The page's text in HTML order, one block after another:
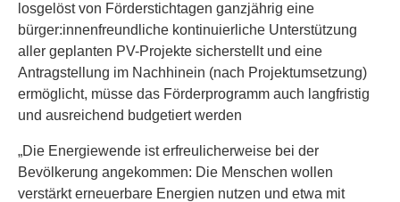
losgelöst von Förderstichtagen ganzjährig eine
bürger:innenfreundliche kontinuierliche Unterstützung
aller geplanten PV-Projekte sicherstellt und eine
Antragstellung im Nachhinein (nach Projektumsetzung)
ermöglicht, müsse das Förderprogramm auch langfristig
und ausreichend budgetiert werden
„Die Energiewende ist erfreulicherweise bei der
Bevölkerung angekommen: Die Menschen wollen
verstärkt erneuerbare Energien nutzen und etwa mit